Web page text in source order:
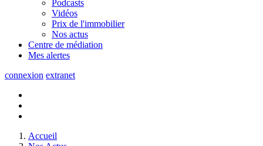
Podcasts
Vidéos
Prix de l'immobilier
Nos actus
Centre de médiation
Mes alertes
connexion extranet
Accueil